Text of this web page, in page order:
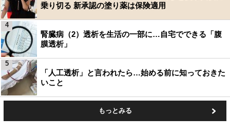
乗り切る 新承認の塗り薬は保険適用
腎臓病（2）透析を生活の一部に…自宅でできる「腹
膜透析」
4
「人工透析」と言われたら…始める前に知っておきた
いこと
5
もっとみる